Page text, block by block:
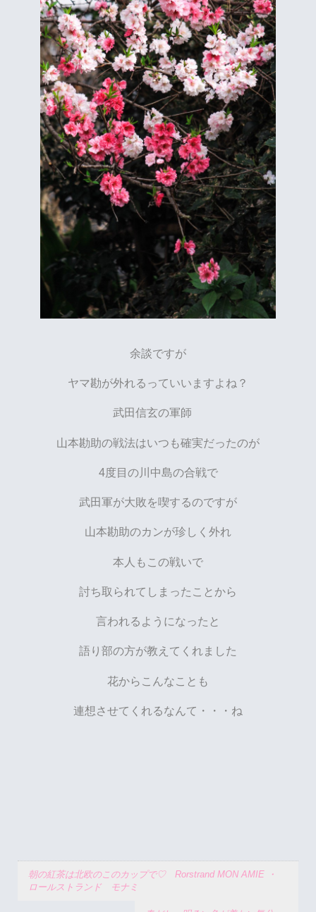
余談ですが
ヤマ勘が外れるっていいますよね？
武田信玄の軍師
山本勘助の戦法はいつも確実だったのが
4度目の川中島の合戦で
武田軍が大敗を喫するのですが
山本勘助のカンが珍しく外れ
本人もこの戦いで
討ち取られてしまったことから
言われるようになったと
語り部の方が教えてくれました
花からこんなことも
連想させてくれるなんて・・・ね
朝の紅茶は北欧のこのカップで♡ Rorstrand MON AMIE ・
ロールストランド モナミ